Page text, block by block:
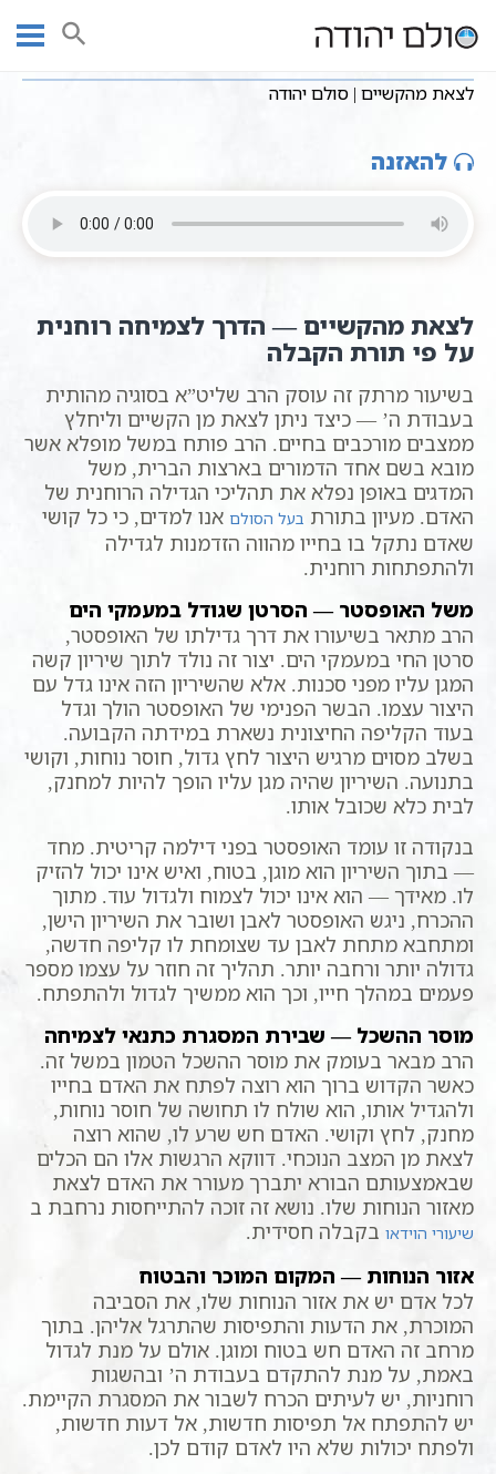
עמוד ראשי שיעורי וידאו
לצאת מהקשיים | סולם יהודה
לצאת מהקשיים | סולם יהודה
להאזנה
לצאת מהקשיים — הדרך לצמיחה רוחנית
על פי תורת הקבלה
בשיעור מרתק זה עוסק הרב שליט”א בסוגיה מהותית
בעבודת ה’ — כיצד ניתן לצאת מן הקשיים וליחלץ
ממצבים מורכבים בחיים. הרב פותח במשל מופלא אשר
מובא בשם אחד הדמורים בארצות הברית, משל
המדגים באופן נפלא את תהליכי הגדילה הרוחנית של
האדם. מעיון בתורת בעל הסולם אנו למדים, כי כל קושי
שאדם נתקל בו בחייו מהווה הזדמנות לגדילה
ולהתפתחות רוחנית.
משל האופסטר — הסרטן שגודל במעמקי הים
הרב מתאר בשיעורו את דרך גדילתו של האופסטר,
סרטן החי במעמקי הים. יצור זה נולד לתוך שיריון קשה
המגן עליו מפני סכנות. אלא שהשיריון הזה אינו גדל עם
היצור עצמו. הבשר הפנימי של האופסטר הולך וגדל
בעוד הקליפה החיצונית נשארת במידתה הקבועה.
בשלב מסוים מרגיש היצור לחץ גדול, חוסר נוחות, וקושי
בתנועה. השיריון שהיה מגן עליו הופך להיות למחנק,
לבית כלא שכובל אותו.
בנקודה זו עומד האופסטר בפני דילמה קריטית. מחד
— בתוך השיריון הוא מוגן, בטוח, ואיש אינו יכול להזיק
לו. מאידך — הוא אינו יכול לצמוח ולגדול עוד. מתוך
ההכרח, ניגש האופסטר לאבן ושובר את השיריון הישן,
ומתחבא מתחת לאבן עד שצומחת לו קליפה חדשה,
גדולה יותר ורחבה יותר. תהליך זה חוזר על עצמו מספר
פעמים במהלך חייו, וכך הוא ממשיך לגדול ולהתפתח.
מוסר ההשכל — שבירת המסגרת כתנאי לצמיחה
הרב מבאר בעומק את מוסר ההשכל הטמון במשל זה.
כאשר הקדוש ברוך הוא רוצה לפתח את האדם בחייו
ולהגדיל אותו, הוא שולח לו תחושה של חוסר נוחות,
מחנק, לחץ וקושי. האדם חש שרע לו, שהוא רוצה
לצאת מן המצב הנוכחי. דווקא הרגשות אלו הם הכלים
שבאמצעותם הבורא יתברך מעורר את האדם לצאת
מאזור הנוחות שלו. נושא זה זוכה להתייחסות נרחבת ב
שיעורי הוידאו בקבלה חסידית.
אזור הנוחות — המקום המוכר והבטוח
לכל אדם יש את אזור הנוחות שלו, את הסביבה
המוכרת, את הדעות והתפיסות שהתרגל אליהן. בתוך
מרחב זה האדם חש בטוח ומוגן. אולם על מנת לגדול
באמת, על מנת להתקדם בעבודת ה’ ובהשגות
רוחניות, יש לעיתים הכרח לשבור את המסגרת הקיימת.
יש להתפתח אל תפיסות חדשות, אל דעות חדשות,
ולפתח יכולות שלא היו לאדם קודם לכן.